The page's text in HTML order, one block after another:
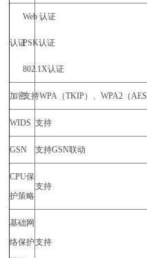
认证
Web 认证
PSK认证
802.1X认证
加密支持WPA（TKIP）、 WPA2（AES
WIDS 支持
GSN 支持GSN联动
CPU保
护策略
支持
基础网
络保护支持